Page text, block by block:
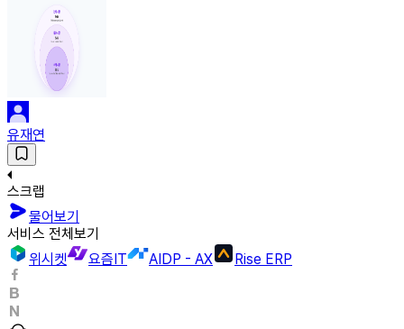
유재연
스크랩
물어보기
서비스 전체보기
위시켓
요즘IT AIDP - AX Rise ERP